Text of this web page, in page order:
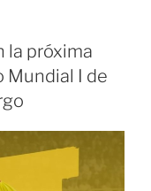
la próxima
Mundial I de